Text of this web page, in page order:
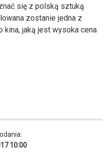
się z polską sztuką
zostanie jedna z
kina, jaką jest wysoka cena
10:00